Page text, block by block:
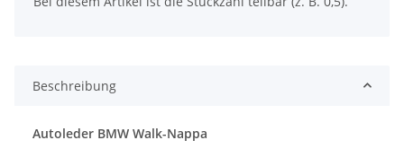
Beschreibung
Autoleder BMW Walk-Nappa